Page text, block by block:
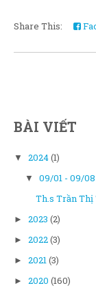
Share This:
BÀI VIẾT
▼ 2024(1)
▼ 09/01 - 09/08
Th.s Trần Thị
► 2023 (2)
► 2022(3)
► 2021(3)
► 2020 (160)